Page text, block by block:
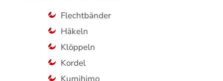
Flechtbänder
Häkeln
Klöppeln
Kordel